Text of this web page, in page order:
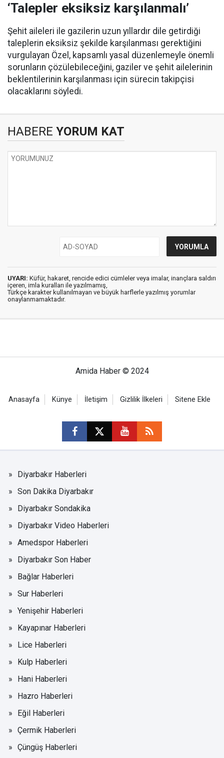
‘Talepler eksiksiz karşılanmalı’
Şehit aileleri ile gazilerin uzun yıllardır dile getirdiği
taleplerin eksiksiz şekilde karşılanması gerektiğini
vurgulayan Özel, kapsamlı yasal düzenlemeyle önemli
sorunların çözülebileceğini, gaziler ve şehit ailelerinin
beklentilerinin karşılanması için sürecin takipçisi
olacaklarını söyledi.
HABERE YORUM KAT
UYARI: Küfür, hakaret, rencide edici cümleler veya imalar, inançlara saldırı
içeren, imla kuralları ile yazılmamış,
Türkçe karakter kullanılmayan ve büyük harflerle yazılmış yorumlar
onaylanmamaktadır.
Amida Haber © 2024
Anasayfa Künye İletişim Gizlilik İlkeleri Sitene Ekle
Diyarbakır Haberleri
Son Dakika Diyarbakır
Diyarbakır Sondakika
Diyarbakır Video Haberleri
Amedspor Haberleri
Diyarbakır Son Haber
Bağlar Haberleri
Sur Haberleri
Yenişehir Haberleri
Kayapınar Haberleri
Lice Haberleri
Kulp Haberleri
Hani Haberleri
Hazro Haberleri
Eğil Haberleri
Çermik Haberleri
Çüngüş Haberleri